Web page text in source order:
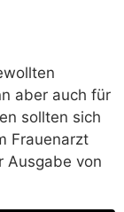
aber auch für
sollten sich
Frauenarzt
Ausgabe von